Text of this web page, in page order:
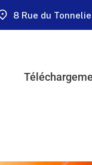
8 Rue du